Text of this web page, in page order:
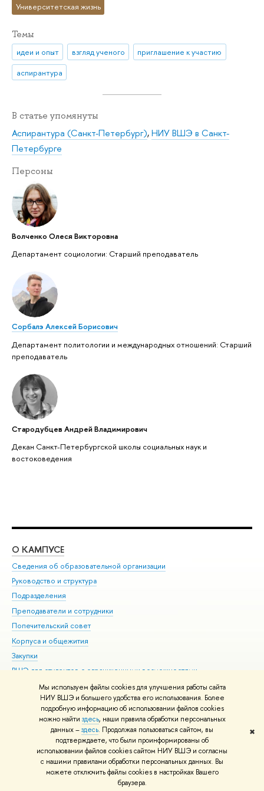
Мы используем файлы cookies для улучшения работы сайта
НИУ ВШЭ и большего удобства его использования. Более
подробную информацию об использовании файлов cookies
можно найти здесь, наши правила обработки персональных
данных –здесь. Продолжая пользоваться сайтом, вы
подтверждаете, что были проинформированы об
использовании файлов cookies сайтом НИУ ВШЭ и согласны
с нашими правилами обработки персональных данных. Вы
можете отключить файлы cookies в настройках Вашего
браузера.
✖
Университетская жизнь
Темы
идеи и опыт взгляд ученого
приглашение к участию
аспирантура
В статье упомянуты
Аспирантура (Санкт-Петербург),НИУ ВШЭ в Санкт-
Петербурге
Персоны
Волченко Олеся Викторовна
Департамент социологии: Старший преподаватель
Сорбалэ Алексей Борисович
Департамент политологии и международных отношений: Старший
преподаватель
Стародубцев Андрей Владимирович
Декан Санкт-Петербургской школы социальных наук и
востоковедения
О КАМПУСЕ
Сведения об образовательной организации
Руководство и структура
Подразделения
Преподаватели и сотрудники
Попечительский совет
Корпуса и общежития
Закупки
ВШЭ для студентов с ограниченными возможностями
здоровья и инвалидностью
Версия для слабовидящих
Единая платежная страница
© НИУ ВШЭ 1993–2026 Адреса и контакты Условия использования
материалов Политика конфиденциальности Карта сайта
Шрифты HSE Sans и HSE Slab разработаны вШколе дизайна НИУ ВШЭ